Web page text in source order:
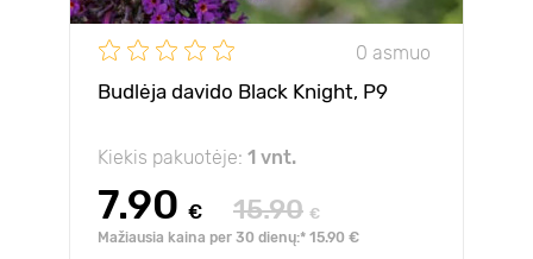
0 asmuo
Budlėja davido Black Knight, P9
Kiekis pakuotėje: 1 vnt.
7.90 € 15.90 €
Mažiausia kaina per 30 dienų:* 15.90 €